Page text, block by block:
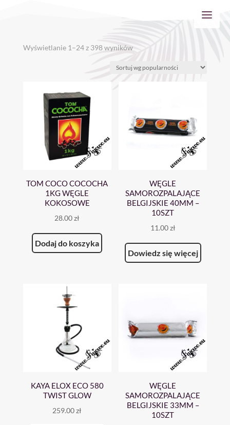
Wyświetlanie 1–24 z 398 wynikówPosortowane
popularności
TOM COCO COCOCHA
1KG WĘGLE
KOKOSOWE
28.00zł
Dodaj do koszyka
WĘGLE
SAMOROZPALAJĄCE
BELGIJSKIE 40MM –
10SZT
11.00zł
Dowiedz się więcej
KAYA ELOX ECO 580
TWIST GLOW
259.00zł
WĘGLE
SAMOROZPALAJĄCE
BELGIJSKIE 33MM –
10SZT